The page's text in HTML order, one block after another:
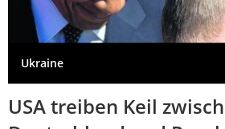
Ukraine
USA treiben Keil